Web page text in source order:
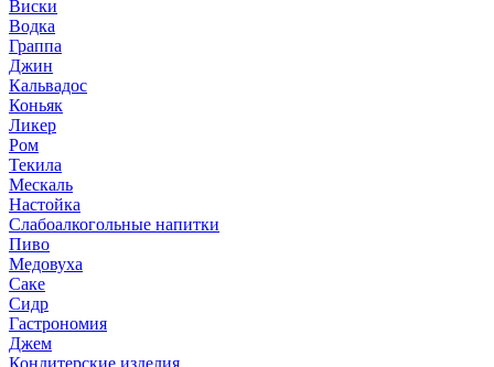
Виски
Водка
Граппа
Джин
Кальвадос
Коньяк
Ликер
Ром
Текила
Мескаль
Настойка
Слабоалкогольные напитки
Пиво
Медовуха
Саке
Сидр
Гастрономия
Джем
Кондитерские изделия